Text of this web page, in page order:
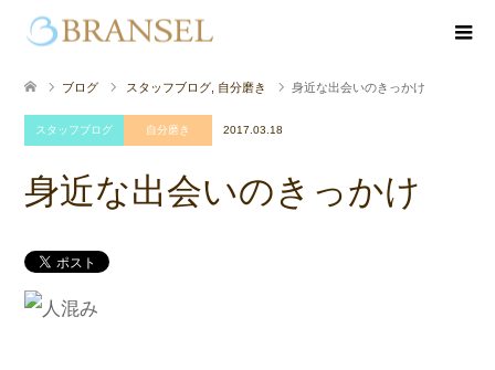
ブログ スタッフブログ 自分磨き 身近な出会いのきっかけ
スタッフブログ 自分磨き 2017.03.18
身近な出会いのきっかけ